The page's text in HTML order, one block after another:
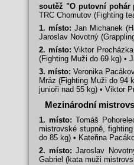
soutěž "O putovní pohár
TRC Chomutov (Fighting
1. místo: Jan Michanek
Jaroslav Novotný
2. místo: Viktor
(Fighting Muži do 69 kg) •
3. místo: Veronika
Mráz (Fighting Muži do 94
junioři nad 55 kg) • Viktor
Mezinárodní
1. místo: Tomáš
mistrovské stupně,
do 85 kg) • Kateřina
2. místo: Jaroslav
Gabriel (kata muži